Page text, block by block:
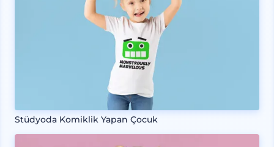
Stüdyoda Komiklik Yapan Çocuk